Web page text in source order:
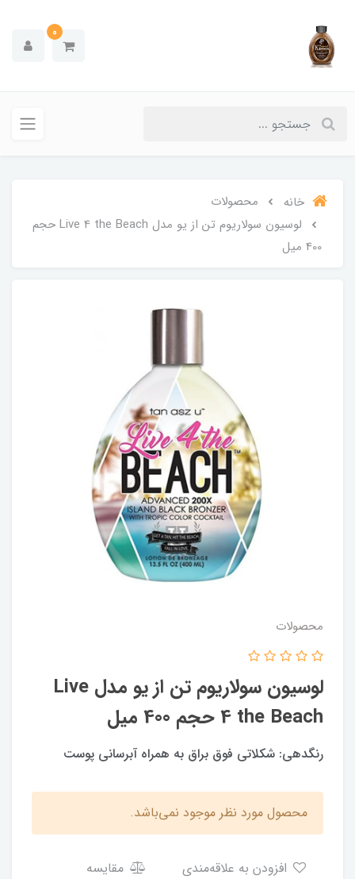
0
خانه
محصولات
لوسیون سولاریوم تن از یو مدل Live 4 the Beach حجم
400 میل
محصولات
لوسیون سولاریوم تن از یو مدل Live
4 the Beach حجم 400 میل
رنگدهی: شکلاتی فوق براق به همراه آبرسانی پوست
محصول مورد نظر موجود نمی‌باشد.
مقایسه